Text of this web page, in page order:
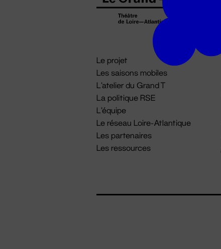
Le projet
Les saisons mobiles
L'atelier du Grand T
La politique RSE
L'équipe
Le réseau Loire-Atlantique
Les partenaires
Les ressources